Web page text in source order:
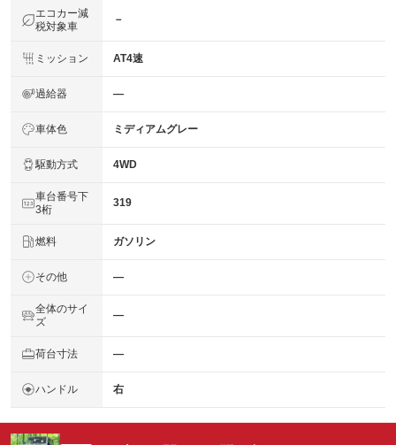
エコカー減
税対象車
－
ミッション AT4速
過給器 ―
車体色 ミディアムグレー
駆動方式 4WD
車台番号下
3桁
319
燃料 ガソリン
その他 ―
全体のサイ
ズ
―
荷台寸法 ―
ハンドル 右